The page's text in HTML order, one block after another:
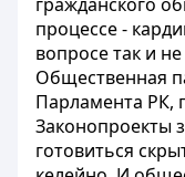
процессе -
вопросе так и
Общественная
Парламента РК,
Законопроекты
готовиться